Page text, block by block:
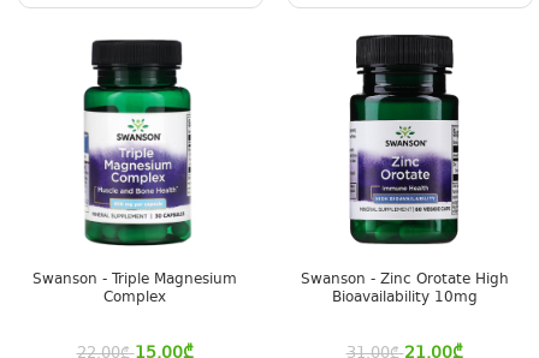
Swanson - Triple Magnesium
Complex
Swanson - Zinc Orotate High
Bioavailability 10mg